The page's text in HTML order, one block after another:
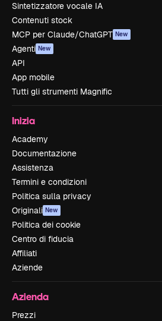
Sintetizzatore vocale IA
Contenuti stock
MCP per Claude/ChatGPT New
Agenti New
API
App mobile
Tutti gli strumenti Magnific
Inizia
Academy
Documentazione
Assistenza
Termini e condizioni
Politica sulla privacy
Originali New
Politica dei cookie
Centro di fiducia
Affiliati
Aziende
Azienda
Prezzi